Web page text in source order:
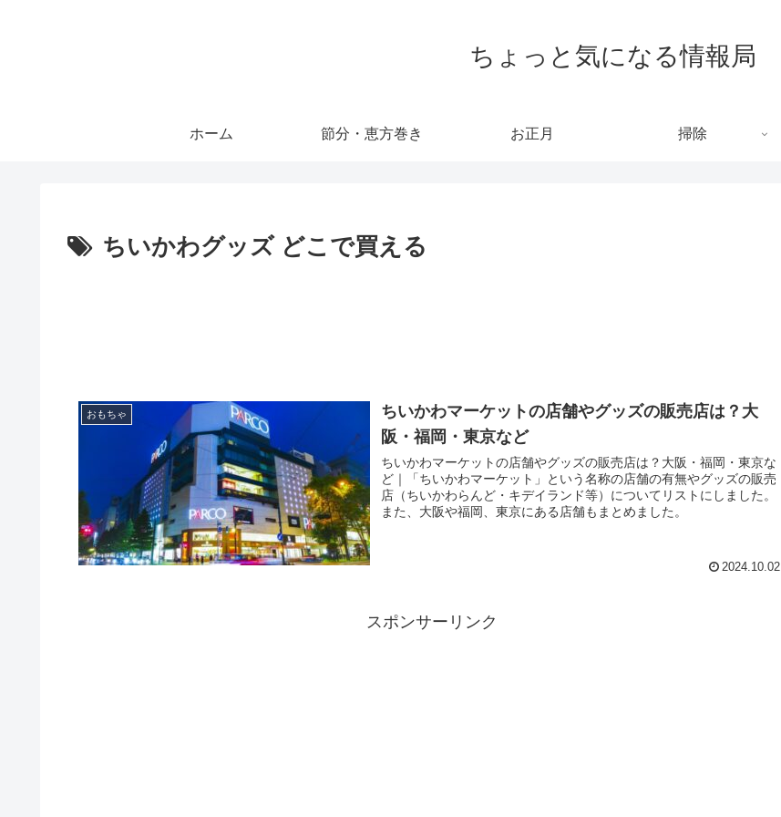
ちょっと気になる情報局
ホーム 節分・恵方巻き お正月 掃除
ちいかわグッズ どこで買える
おもちゃ
ちいかわマーケットの店舗やグッズの販売店は？大
阪・福岡・東京など
ちいかわマーケットの店舗やグッズの販売店は？大阪・福岡・東京な
ど｜「ちいかわマーケット」という名称の店舗の有無やグッズの販売
店（ちいかわらんど・キデイランド等）についてリストにしました。
また、大阪や福岡、東京にある店舗もまとめました。
2024.10.02
スポンサーリンク